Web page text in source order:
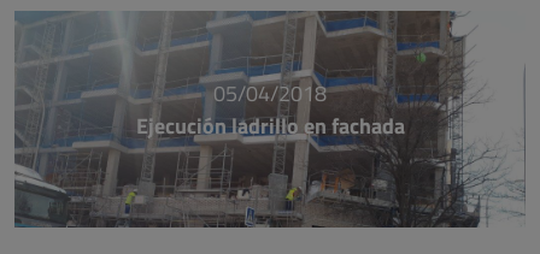
05/04/2018
Ejecución ladrillo en fachada